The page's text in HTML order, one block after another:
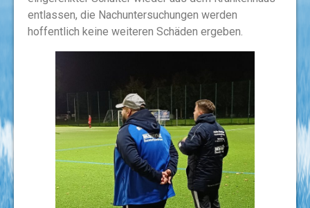
entlassen, die Nachuntersuchungen werden
hoffentlich keine weiteren Schäden ergeben.